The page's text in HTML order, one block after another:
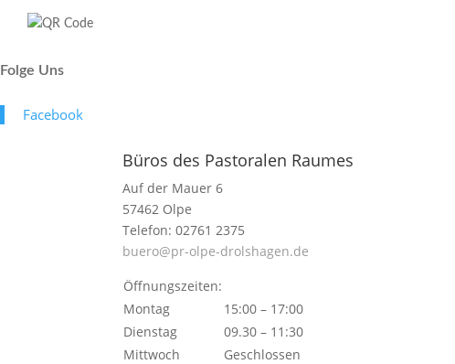
Folge Uns
Face­book
Büros des Pastoralen Raumes
Auf der Mauer 6
57462 Olpe
Telefon: 02761 2375
buero@pr-olpe-drolshagen.de
Öffnungszeiten:
Montag
15:00 – 17:00
Dienstag
09.30 – 11:30
Mittwoch
Geschlossen